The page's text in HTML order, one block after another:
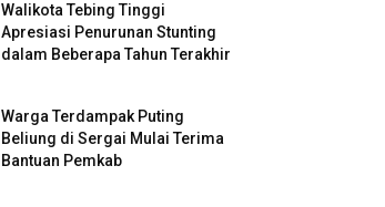
Walikota Tebing Tinggi
Apresiasi Penurunan Stunting
dalam Beberapa Tahun Terakhir
Warga Terdampak Puting
Beliung di Sergai Mulai Terima
Bantuan Pemkab